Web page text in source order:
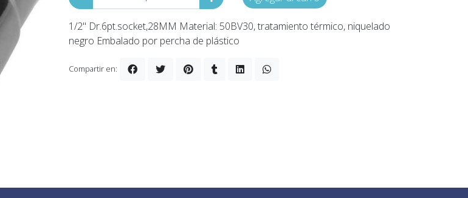
1/2" Dr.6pt.socket,28MM Material: 50BV30, tratamiento térmico, niquelado
negro Embalado por percha de plástico
Compartir en: